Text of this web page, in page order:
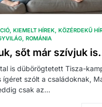
KIEMELT HÍREK KÖZÉRDEKŰ
ROMÁNIA
sőt már szívjuk
is dübörögtetett Tisza-
ígéret szólt a családoknak,
csak az…